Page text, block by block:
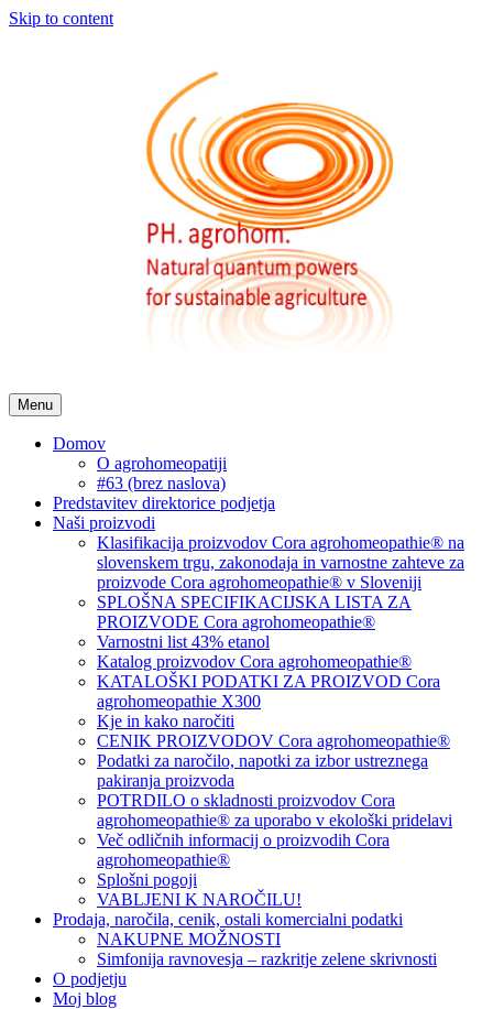
Skip to content
Menu
Domov
O agrohomeopatiji
#63 (brez naslova)
Predstavitev direktorice podjetja
Naši proizvodi
Klasifikacija proizvodov Cora agrohomeopathie® na
slovenskem trgu, zakonodaja in varnostne zahteve za
proizvode Cora agrohomeopathie® v Sloveniji
SPLOŠNA SPECIFIKACIJSKA LISTA ZA
PROIZVODE Cora agrohomeopathie®
Varnostni list 43% etanol
Katalog proizvodov Cora agrohomeopathie®
KATALOŠKI PODATKI ZA PROIZVOD Cora
agrohomeopathie X300
Kje in kako naročiti
CENIK PROIZVODOV Cora agrohomeopathie®
Podatki za naročilo, napotki za izbor ustreznega
pakiranja proizvoda
POTRDILO o skladnosti proizvodov Cora
agrohomeopathie® za uporabo v ekološki pridelavi
Več odličnih informacij o proizvodih Cora
agrohomeopathie®
Splošni pogoji
VABLJENI K NAROČILU!
Prodaja, naročila, cenik, ostali komercialni podatki
NAKUPNE MOŽNOSTI
Simfonija ravnovesja – razkritje zelene skrivnosti
O podjetju
Moj blog